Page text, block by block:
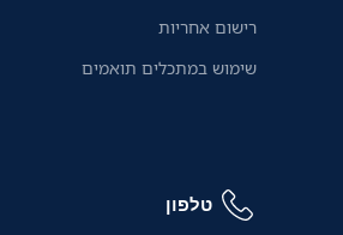
אוטומטי ל-20 דפים ומגש הזנה
ידני הופכים את העבודה לחלקה
רישום אחריות
שימוש במתכלים תואמים
טלפון